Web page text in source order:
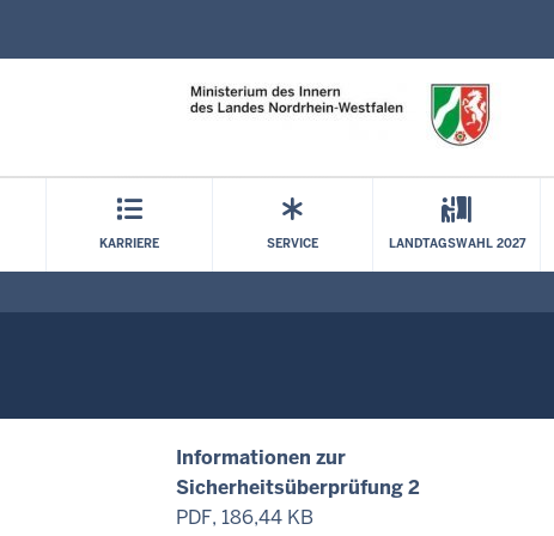
KARRIERE SERVICE LANDTAGSWAHL 2027
Informationen zur
Sicherheitsüberprüfung 2
PDF, 186,44 KB